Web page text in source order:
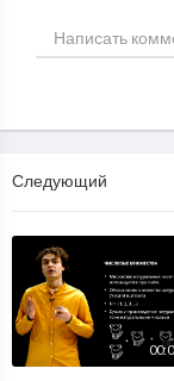
2:07 Пример задачи
2:41 Итоги
https://vk.com/
Следующий